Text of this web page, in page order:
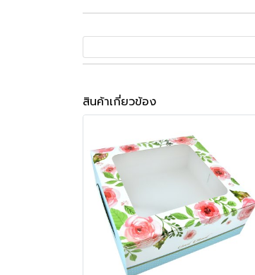
สินค้าเกี่ยวข้อง